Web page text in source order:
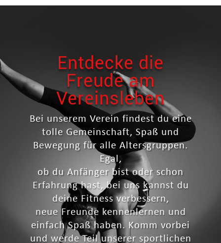
Entdecke die
Freude am
Vereinsleben
Bei unserem Verein findest du eine
tolle Gemeinschaft, Spaß und
Bewegung für alle Altersgruppen.
Egal,
ob du Anfänger bist oder schon
Erfahrung hast, bei uns kannst du
deine Fitness verbessern,
neue Freunde kennenlernen und
einfach Spaß haben. Komm vorbei
und werde Teil unserer sportlichen